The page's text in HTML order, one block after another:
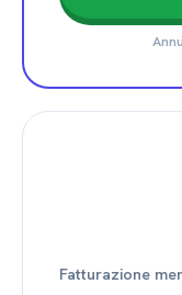
Fatturazione